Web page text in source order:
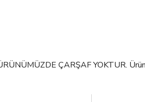
ÇARŞAF YOKTUR.